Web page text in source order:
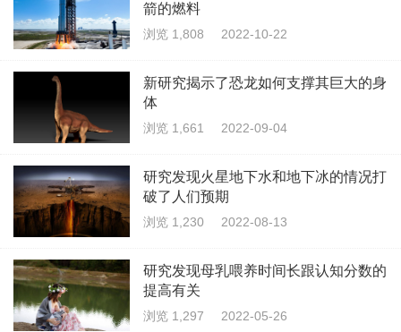
箭的燃料
浏览 1,808 2022-10-22
新研究揭示了恐龙如何支撑其巨大的身
体
浏览 1,661 2022-09-04
研究发现火星地下水和地下冰的情况打
破了人们预期
浏览 1,230 2022-08-13
研究发现母乳喂养时间长跟认知分数的
提高有关
浏览 1,297 2022-05-26